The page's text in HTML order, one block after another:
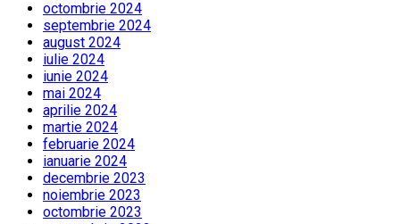
octombrie 2024
septembrie 2024
august 2024
iulie 2024
iunie 2024
mai 2024
aprilie 2024
martie 2024
februarie 2024
ianuarie 2024
decembrie 2023
noiembrie 2023
octombrie 2023